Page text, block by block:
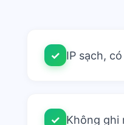
✓ IP sạch,
✓ Không ghi